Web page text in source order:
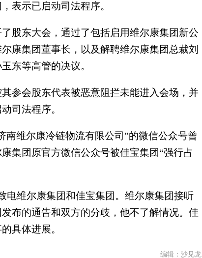
表示已启动司法程序。
股东大会，通过了包括启用维尔康集团新公
康集团董事长，以及解聘维尔康集团总裁刘
东等高管的决议。
会股东代表被恶意阻拦未能进入会场，并
司法程序。
维尔康冷链物流有限公司”的微信公众号曾
集团原官方微信公众号被佳宝集团“强行占
维尔康集团和佳宝集团。维尔康集团接听
布的通告和双方的分歧，他不了解情况。佳
具体进展。
编辑：沙见龙